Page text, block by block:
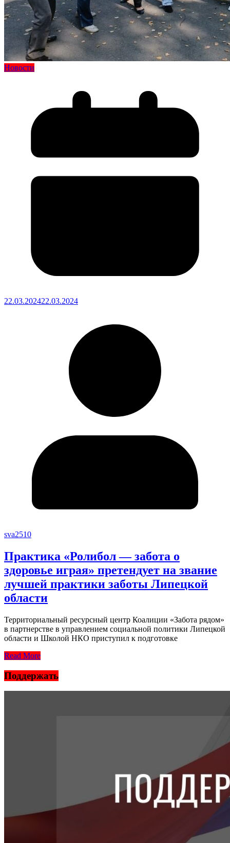
Новости
22.03.202422.03.2024
sva2510
Практика «Ролибол — забота о
здоровье играя» претендует на звание
лучшей практики заботы Липецкой
области
Территориальный ресурсный центр Коалиции «Забота рядом»
в партнерстве в управлением социальной политики Липецкой
области и Школой НКО приступил к подготовке
Read More
Поддержать